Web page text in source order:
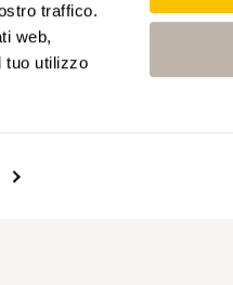
traffico.
web,
tuo utilizzo